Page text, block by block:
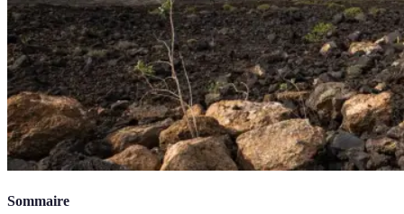
Sommaire